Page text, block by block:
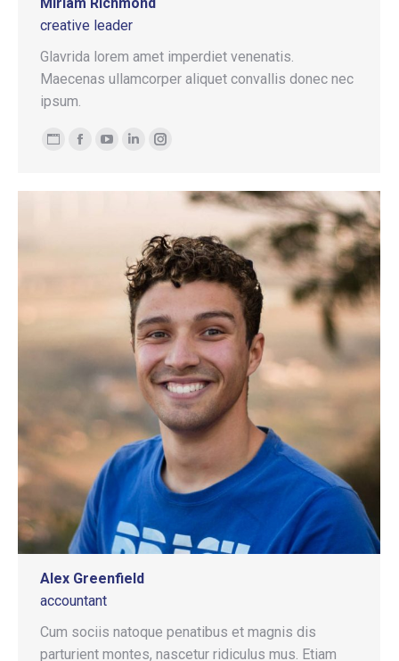
creative leader
Glavrida lorem amet imperdiet venenatis.
Maecenas ullamcorper aliquet convallis donec nec
ipsum.
Blog
/
Facebook
YouTube
LinkedinInstagram
Alex Greenfield
accountant
Cum sociis natoque penatibus et magnis dis
parturient montes, nascetur ridiculus mus. Etiam